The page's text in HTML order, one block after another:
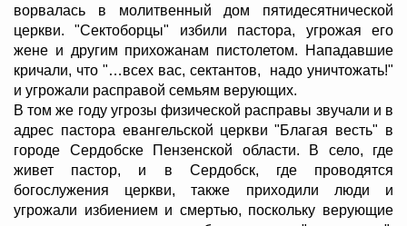
ворвалась в молитвенный дом пятидесятнической
церкви. "Сектоборцы" избили пастора, угрожая его
жене и другим прихожанам пистолетом. Нападавшие
кричали, что "…всех вас, сектантов, надо уничтожать!"
и угрожали расправой семьям верующих.
В том же году угрозы физической расправы звучали и в
адрес пастора евангельской церкви "Благая весть" в
городе Сердобске Пензенской области. В село, где
живет пастор, и в Сердобск, где проводятся
богослужения церкви, также приходили люди и
угрожали избиением и смертью, поскольку верующие